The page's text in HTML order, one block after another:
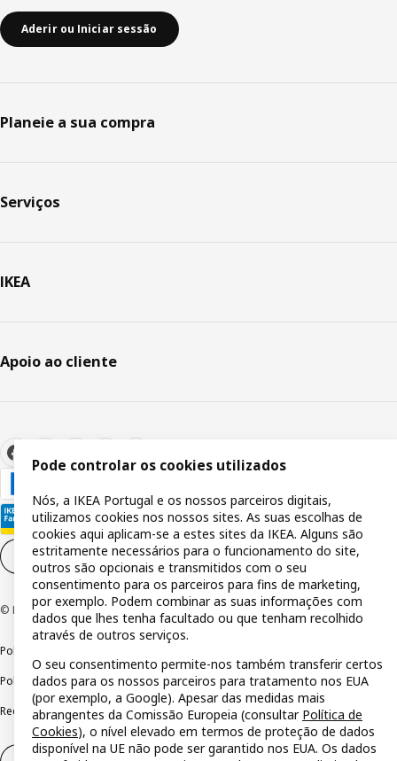
Aderir ou Iniciar sessão
Planeie a sua compra
Serviços
IKEA
Apoio ao cliente
Definições de cookies PT
© Inter IKEA Systems B.V 1999-2026
Política de privacidade
Política de divulgação responsávelLivro de reclamações
Reclamações e resolução de litígios
Pode controlar os cookies utilizados
Nós, a IKEA Portugal e os nossos parceiros digitais,
utilizamos cookies nos nossos sites. As suas escolhas de
cookies aqui aplicam-se a estes sites da IKEA. Alguns são
estritamente necessários para o funcionamento do site,
outros são opcionais e transmitidos com o seu
consentimento para os parceiros para fins de marketing,
por exemplo. Podem combinar as suas informações com
dados que lhes tenha facultado ou que tenham recolhido
através de outros serviços.
O seu consentimento permite-nos também transferir certos
dados para os nossos parceiros para tratamento nos EUA
(por exemplo, a Google). Apesar das medidas mais
abrangentes da Comissão Europeia (consultar Política de
Cookies), o nível elevado em termos de proteção de dados
disponível na UE não pode ser garantido nos EUA. Os dados